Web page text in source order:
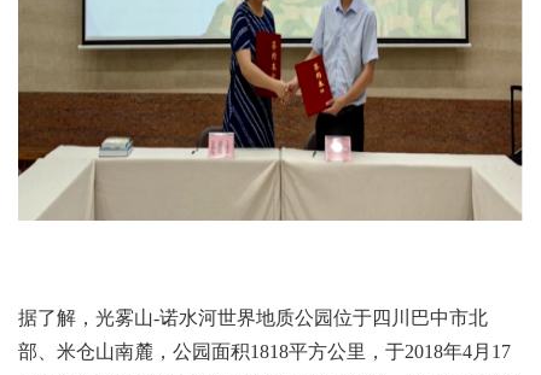
据了解，光雾山-诺水河世界地质公园位于四川巴中市北
部、米仓山南麓，公园面积1818平方公里，于2018年4月17